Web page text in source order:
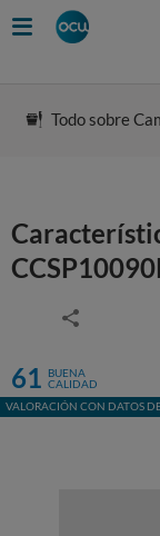
Todo sobre
61 BUENA
CALIDAD
VALORACIÓN CON DATOS DE